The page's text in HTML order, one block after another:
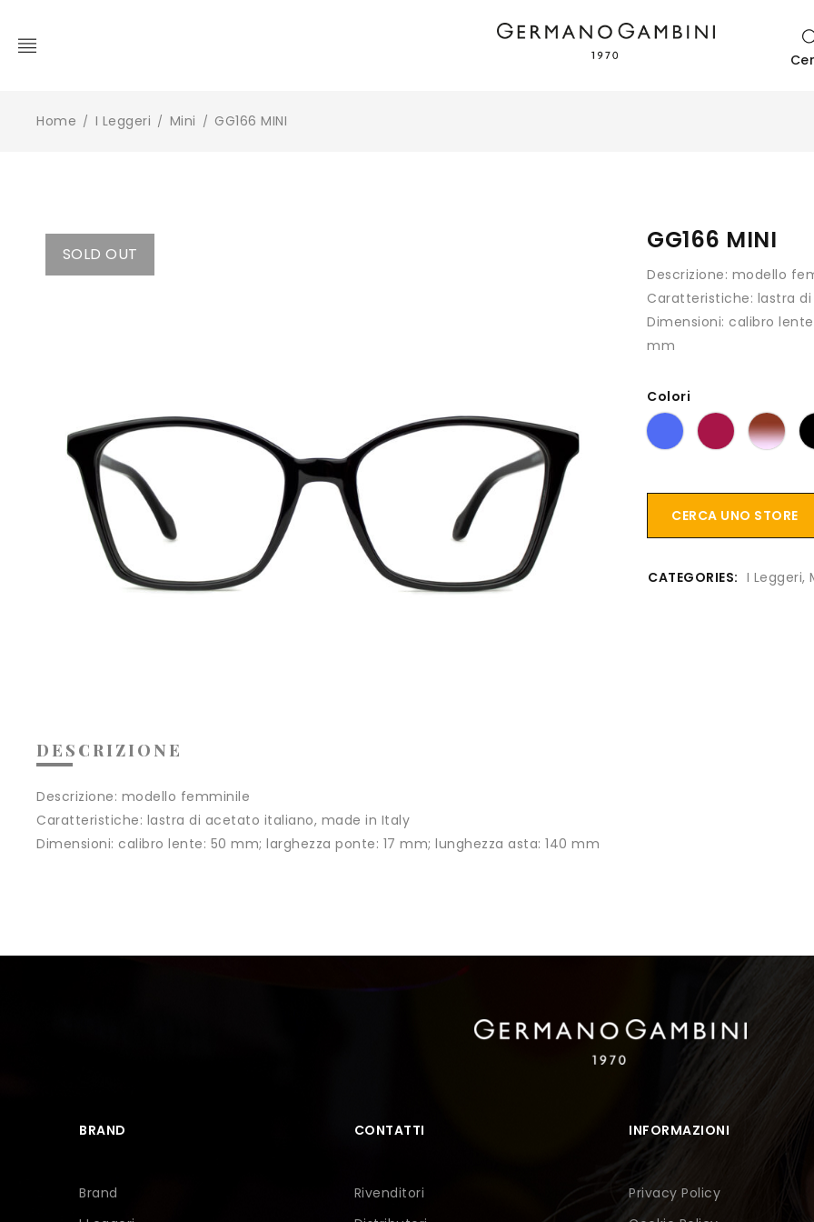
Home / I Leggeri / Mini / GG166 MINI
SOLD OUT GG166 MINI
Descrizione: modello
Caratteristiche: lastra
Dimensioni: calibro
mm
Colori
CERCA UNO STORE
CATEGORIES: I Leggeri,
DESCRIZIONE
Descrizione: modello femminile
Caratteristiche: lastra di acetato italiano, made in Italy
Dimensioni: calibro lente: 50 mm; larghezza ponte: 17 mm; lunghezza asta: 140 mm
BRAND
Brand
CONTATTI
Rivenditori
INFORMAZIONI
Privacy Policy